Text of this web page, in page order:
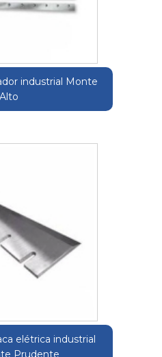
industrial Monte
Alto
elétrica industrial
Prudente